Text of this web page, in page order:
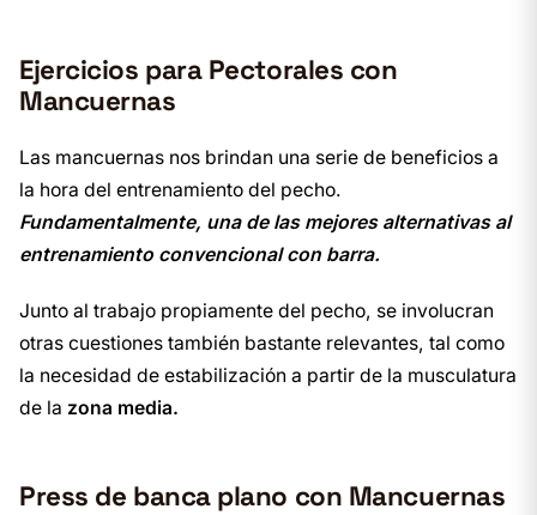
Ejercicios para Pectorales con
Mancuernas
Las mancuernas nos brindan una serie de beneficios a
la hora del entrenamiento del pecho.
Fundamentalmente, una de las mejores alternativas al
entrenamiento convencional con barra.
Junto al trabajo propiamente del pecho, se involucran
otras cuestiones también bastante relevantes, tal como
la necesidad de estabilización a partir de la musculatura
de la zona media.
Press de banca plano con Mancuernas